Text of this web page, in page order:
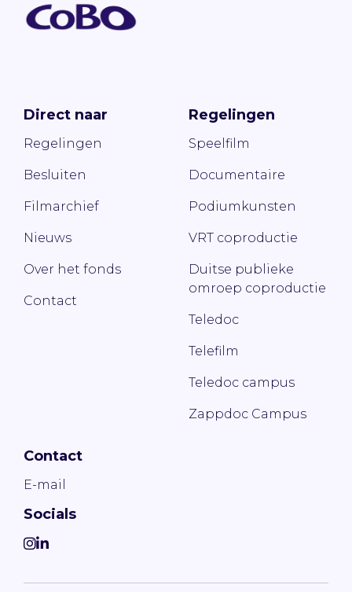
Direct naar
Regelingen
Besluiten
Filmarchief
Nieuws
Over het fonds
Contact
Regelingen
Speelfilm
Documentaire
Podiumkunsten
VRT coproductie
Duitse publieke
omroep coproductie
Teledoc
Telefilm
Teledoc campus
Zappdoc Campus
Contact
E-mail
Socials